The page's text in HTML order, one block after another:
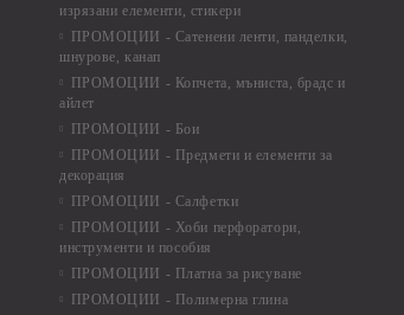
изрязани елементи, стикери
ПРОМОЦИИ - Сатенени ленти, панделки,
шнурове, канап
ПРОМОЦИИ - Копчета, мъниста, брадс и
айлет
ПРОМОЦИИ - Бои
ПРОМОЦИИ - Предмети и елементи за
декорация
ПРОМОЦИИ - Салфетки
ПРОМОЦИИ - Хоби перфоратори,
инструменти и пособия
ПРОМОЦИИ - Платна за рисуване
ПРОМОЦИИ - Полимерна глина